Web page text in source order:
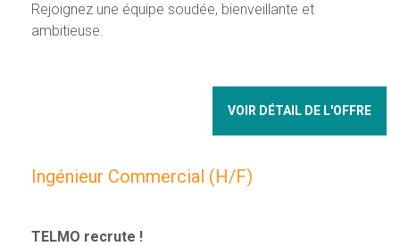
Rejoignez une équipe soudée, bienveillante et
ambitieuse.
VOIR DÉTAIL DE L'OFFRE
Ingénieur Commercial (H/F)
TELMO recrute !